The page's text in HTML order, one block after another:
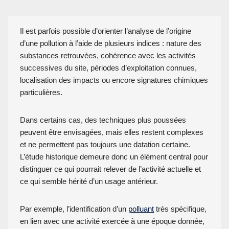
Il est parfois possible d’orienter l’analyse de l’origine
d’une pollution à l’aide de plusieurs indices : nature des
substances retrouvées, cohérence avec les activités
successives du site, périodes d’exploitation connues,
localisation des impacts ou encore signatures chimiques
particulières.
Dans certains cas, des techniques plus poussées
peuvent être envisagées, mais elles restent complexes
et ne permettent pas toujours une datation certaine.
L’étude historique demeure donc un élément central pour
distinguer ce qui pourrait relever de l’activité actuelle et
ce qui semble hérité d’un usage antérieur.
Par exemple, l’identification d’un polluant très spécifique,
en lien avec une activité exercée à une époque donnée,